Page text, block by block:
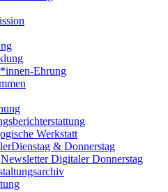
Ehrung
Werkstatt
& Donnerstag
Newsletter Digitaler Donnerstag